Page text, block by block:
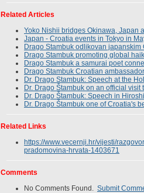
Related Articles
Yoko Nishii bridges Okinawa, Japan
Japan - Croatia events in Tokyo in
Drago Stambuk odlikovan
Drago Stambuk promoting global
Drago Stambuk a samurai poet
Drago Stambuk Croatian
Dr. Drago Stambuk: Speech at the
Dr. Drago Štambuk on an official visit
Dr. Drago Štambuk: Speech in
Dr. Drago Štambuk one of Croatia's
Related Links
https://www.vecernji.hr/vijesti/
pradomovina-hrvata-1403671
Comments
No Comments Found. Submit